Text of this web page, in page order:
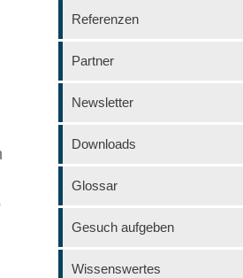
Referenzen
Partner
Newsletter
Downloads
Glossar
Gesuch aufgeben
Wissenswertes